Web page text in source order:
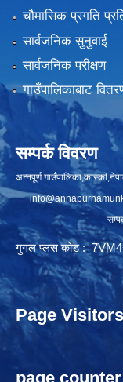
चौमासिक प्रगति
सार्वजनिक सुनुवाई
सार्वजनिक परीक्षण
गाउँपालिकाबाट
सम्पर्क विवरण
अन्नपूर्ण
सम्पर्क नं:०६१-
गुगल प्लस कोड :
Page Visitors
page counter